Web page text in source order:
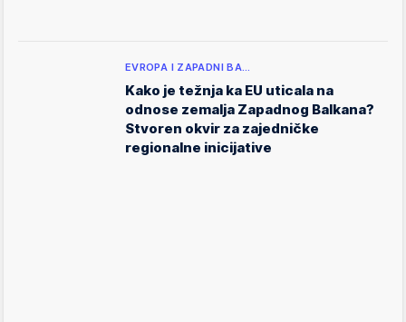
EVROPA I ZAPADNI BA…
Kako je težnja ka EU uticala na
odnose zemalja Zapadnog Balkana?
Stvoren okvir za zajedničke
regionalne inicijative